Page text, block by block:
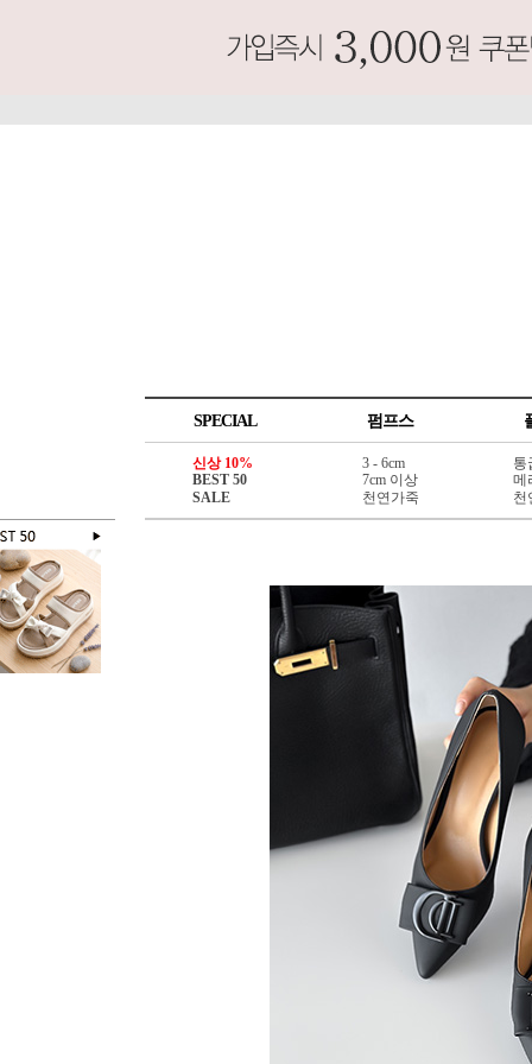
SPECIAL 펌프스
신상 10%
BEST 50
SALE
3 - 6cm
7cm 이상
천연가죽
통
메
천